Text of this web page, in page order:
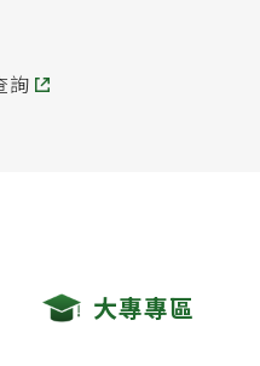
詢
大專專區